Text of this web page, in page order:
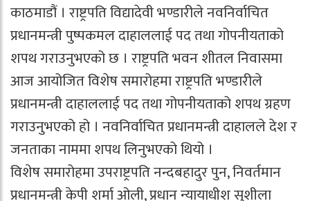
काठमाडौं । राष्ट्रपति विद्यादेवी भण्डारीले नवनिर्वाचित
प्रधानमन्त्री पुष्पकमल दाहाललाई पद तथा गोपनीयताको
शपथ गराउनुभएको छ । राष्ट्रपति भवन शीतल निवासमा
आज आयोजित विशेष समारोहमा राष्ट्रपति भण्डारीले
प्रधानमन्त्री दाहाललाई पद तथा गोपनीयताको शपथ ग्रहण
गराउनुभएको हो । नवनिर्वाचित प्रधानमन्त्री दाहालले देश र
जनताका नाममा शपथ लिनुभएको थियो ।
विशेष समारोहमा उपराष्ट्रपति नन्दबहादुर पुन, निवर्तमान
प्रधानमन्त्री केपी शर्मा ओली, प्रधान न्यायाधीश सुशीला